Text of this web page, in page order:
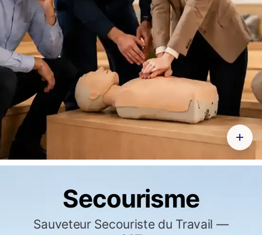
+
Secourisme
Sauveteur Secouriste du Travail —